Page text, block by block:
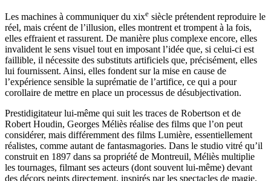
Les machines à communiquer du xixe siècle prétendent reproduire le
réel, mais créent de l’illusion, elles montrent et trompent à la fois,
elles effraient et rassurent. De manière plus complexe encore, elles
invalident le sens visuel tout en imposant l’idée que, si celui-ci est
faillible, il nécessite des substituts artificiels que, précisément, elles
lui fournissent. Ainsi, elles fondent sur la mise en cause de
l’expérience sensible la suprématie de l’artifice, ce qui a pour
corollaire de mettre en place un processus de désubjectivation.
Prestidigitateur lui-même qui suit les traces de Robertson et de
Robert Houdin, Georges Méliès réalise des films que l’on peut
considérer, mais différemment des films Lumière, essentiellement
réalistes, comme autant de fantasmagories. Dans le studio vitré qu’il
construit en 1897 dans sa propriété de Montreuil, Méliès multiplie
les tournages, filmant ses acteurs (dont souvent lui-même) devant
des décors peints directement, inspirés par les spectacles de magie.